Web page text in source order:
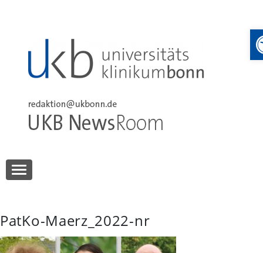
UKB NewsRoom
PatKo-Maerz_2022-nr